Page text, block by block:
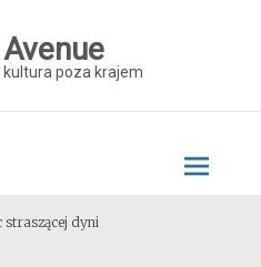
kultura poza krajem
straszącej dyni